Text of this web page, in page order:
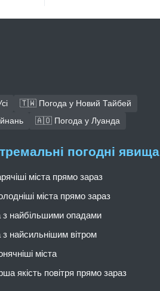
🇹🇼 Погода у Новий Тайбей
🇦🇴 Погода у Луанда
погодні явища
міста прямо зараз
міста прямо зараз
з найбільшими опадами
з найсильнішим вітром
міста
якість повітря прямо зараз